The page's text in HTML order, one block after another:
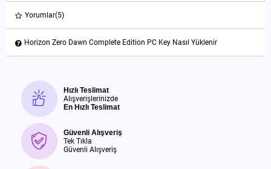
Yorumlar(5)
Horizon Zero Dawn Complete Edition PC Key Nasıl Yüklenir
Hızlı Teslimat
Alışverişlerinizde
En Hızlı Teslimat
Güvenli Alışveriş
Tek Tıkla
Güvenli Alışveriş